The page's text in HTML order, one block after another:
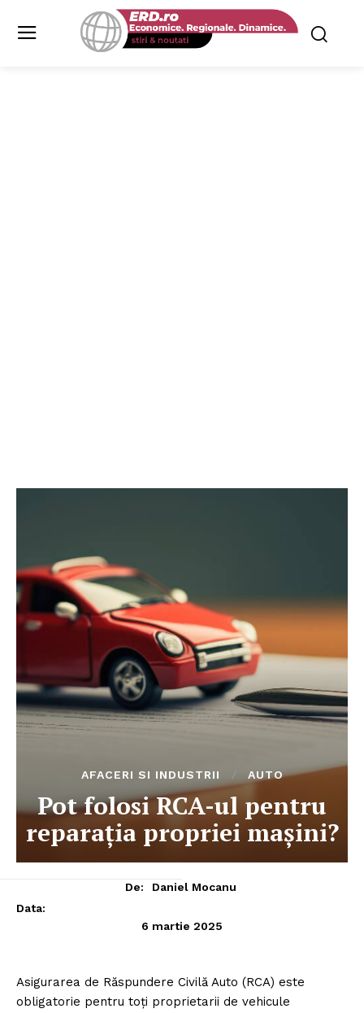
AFACERI SI INDUSTRII AUTO
Pot folosi RCA-ul pentru
reparația propriei mașini?
De:
Daniel Mocanu
Data:
6 martie 2025
Asigurarea de Răspundere Civilă Auto (RCA) este
obligatorie pentru toți proprietarii de vehicule